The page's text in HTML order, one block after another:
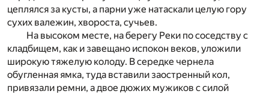
цеплялся за кусты, а парни уже натаскали целую гору
сухих валежин, хвороста, сучьев.
На высоком месте, на берегу Реки по соседству с
кладбищем, как и завещано испокон веков, уложили
широкую тяжелую колоду. В середке чернела
обугленная ямка, туда вставили заостренный кол,
привязали ремни, а двое дюжих мужиков с силой